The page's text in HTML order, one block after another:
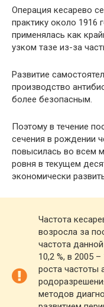
Операция кесарево
практику около 1916
применялась как
узком тазе из-за
Развитие
производство
более безопасным.
Поэтому в течение
сечения в рождении
повысилась во всем
ровня в текущем
экономически
Частота
возросла за
частота
10,2 %, в 2005
роста частоты
методов